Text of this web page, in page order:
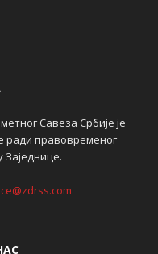
Савеза Србије је
ради правовременог